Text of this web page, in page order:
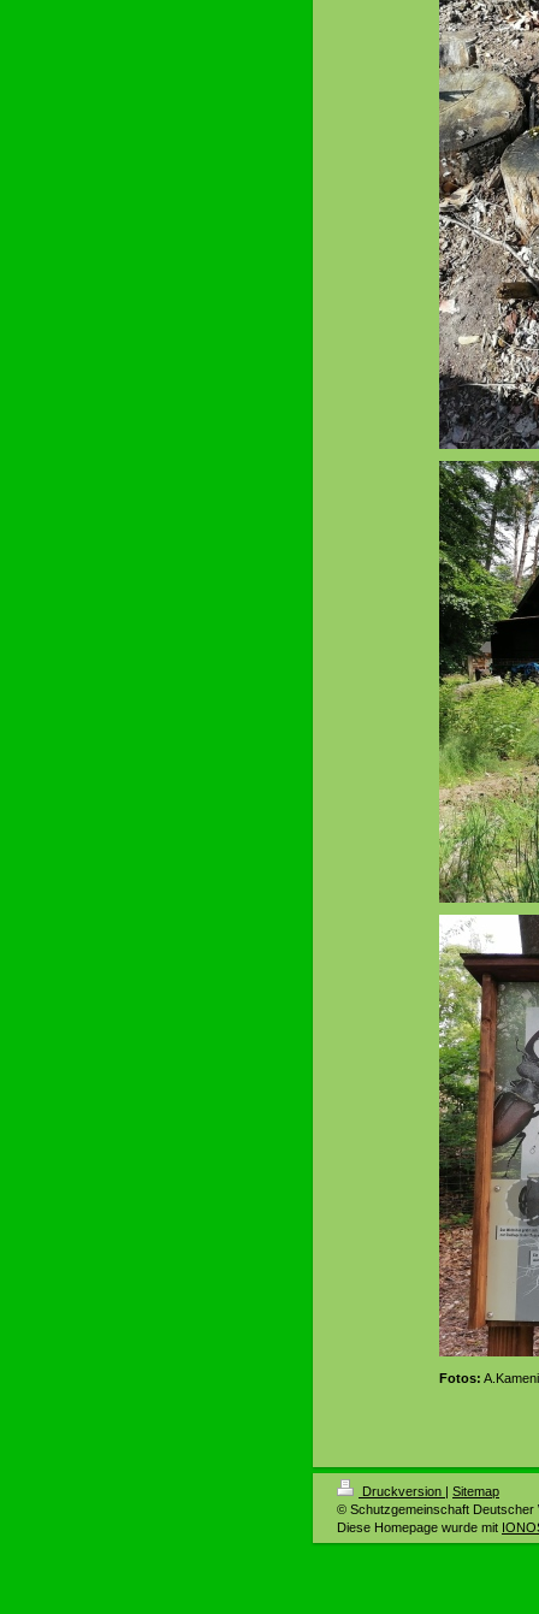
Fotos:
Druckversion | Sitemap
© Schutzgemeinschaft Deutscher
Diese Homepage wurde mit